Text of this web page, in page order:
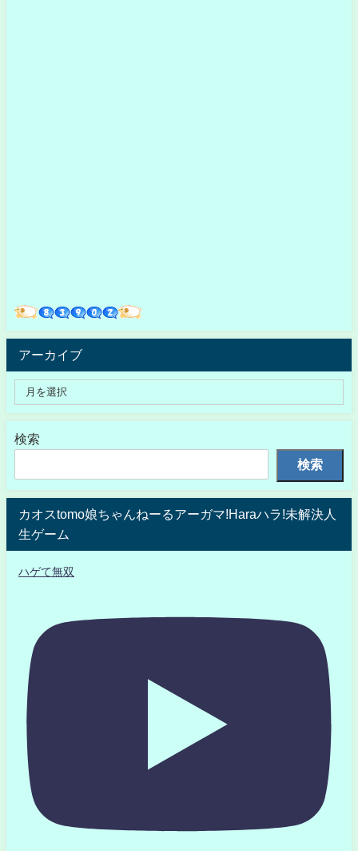
アーカイブ
検索
検索
カオスtomo娘ちゃんねーるアーガマ!Haraハラ!未解決人
生ゲーム
ハゲて無双